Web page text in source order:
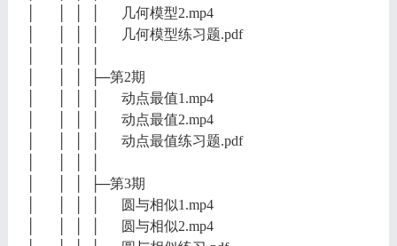
│ │ │ │ 几何模型2.mp4
│ │ │ │ 几何模型练习题.pdf
│ │ │ ├─第2期
│ │ │ │ 动点最值1.mp4
│ │ │ │ 动点最值2.mp4
│ │ │ │ 动点最值练习题.pdf
│ │ │ ├─第3期
│ │ │ │ 圆与相似1.mp4
│ │ │ │ 圆与相似2.mp4